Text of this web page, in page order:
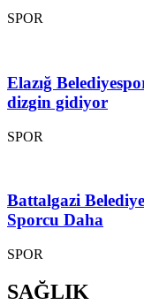
SPOR
Elazığ
dizgin gidiyor
SPOR
Battalgazi
Sporcu Daha
SPOR
SAĞLIK